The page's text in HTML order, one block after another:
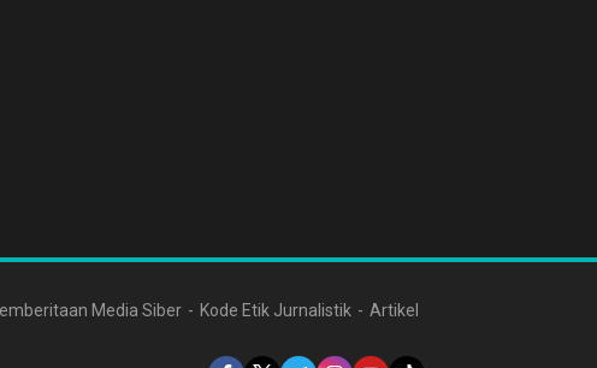
Media Siber Kode Etik Jurnalistik Artikel